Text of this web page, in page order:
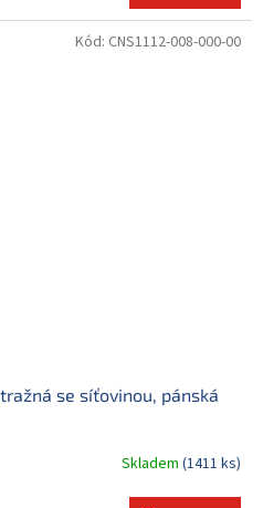
se síťovinou, pánská
Skladem (1411 ks)
Kód: CNS1112-008-000-00